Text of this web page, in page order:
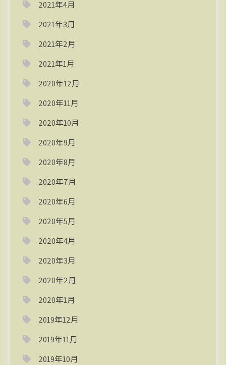
2021年4月
2021年3月
2021年2月
2021年1月
2020年12月
2020年11月
2020年10月
2020年9月
2020年8月
2020年7月
2020年6月
2020年5月
2020年4月
2020年3月
2020年2月
2020年1月
2019年12月
2019年11月
2019年10月